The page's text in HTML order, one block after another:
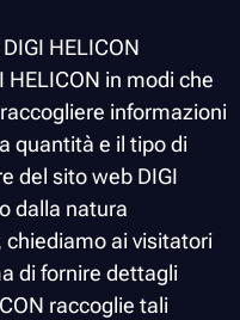
HELICON
in modi che
informazioni
quantità e il tipo di
del sito web DIGI
dalla natura
chiediamo ai visitatori
di fornire dettagli
raccoglie tali